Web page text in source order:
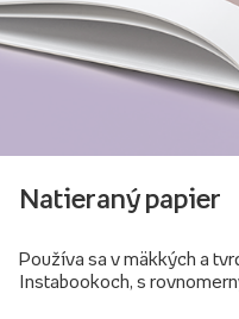
Natieraný papier
Používa sa v mäkkých a
Instabookoch, s